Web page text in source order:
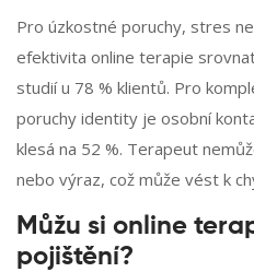
Pro úzkostné poruchy, stres
efektivita online terapie
studií u 78 % klientů. Pro
poruchy identity je osobní
klesá na 52 %. Terapeut
nebo výraz, což může vést k
Můžu si online
pojištění?